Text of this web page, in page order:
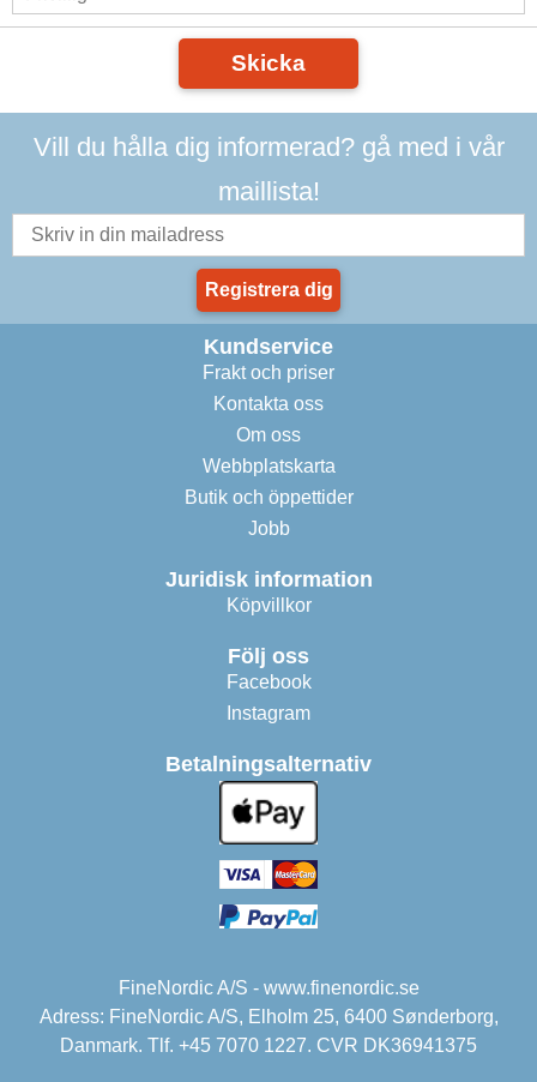
Skicka
Vill du hålla dig informerad? gå med i vår
maillista!
Registrera dig
Kundservice
Frakt och priser
Kontakta oss
Om oss
Webbplatskarta
Butik och öppettider
Jobb
Juridisk information
Köpvillkor
Följ oss
Facebook
Instagram
Betalningsalternativ
FineNordic A/S - www.finenordic.se
Adress: FineNordic A/S, Elholm 25, 6400 Sønderborg,
Danmark. Tlf. +45 7070 1227. CVR DK36941375